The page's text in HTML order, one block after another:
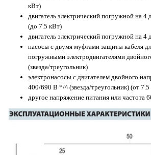
кВт)
двигатель электрический погружной на
(до 7.5 кВт)
двигатель электрический погружной на
насосы с двумя муфтами защиты кабеля
погружными электродвигателями
(звезда/треугольник)
электронасосы с двигателем двойного
400/690 В */^ (звезда/треугольник) (от
другое напряжение питания или частота